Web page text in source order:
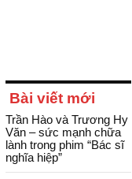
Bài viết mới
Trần Hào và Trương Hy
Văn – sức mạnh chữa
lành trong phim “Bác sĩ
nghĩa hiệp”